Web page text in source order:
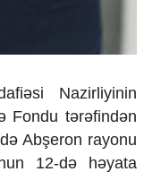
Nazirliyinin
Fondu tərəfindən
Abşeron rayonu
12-də həyata